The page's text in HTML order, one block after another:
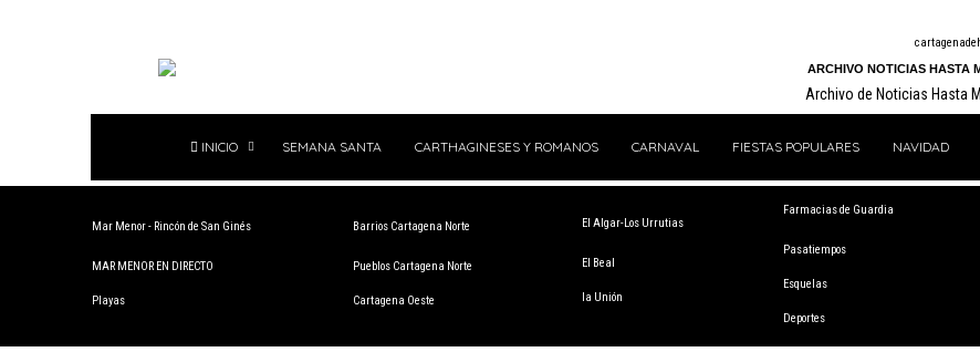
ARCHIVO NOTICIAS HASTA
Archivo de Noticias Hasta
INICIO SEMANA SANTA CARTHAGINESES Y ROMANOS CARNAVAL FIESTAS POPULARES NAVIDAD
Mar Menor - Rincón de San Ginés
MAR MENOR EN DIRECTO
Playas
Barrios Cartagena Norte
Pueblos Cartagena Norte
Cartagena Oeste
El Algar-Los Urrutias
El Beal
la Unión
Farmacias de Guardia
Pasatiempos
Esquelas
Deportes